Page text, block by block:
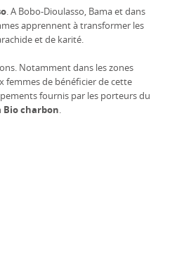
. A Bobo-Dioulasso, Bama et dans
apprennent à transformer les
et de karité.
Notamment dans les zones
femmes de bénéficier de cette
fournis par les porteurs du
Bio charbon.